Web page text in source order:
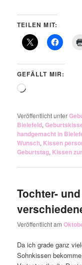
TEILEN MIT:
GEFÄLLT MIR:
Wird
Veröffentlicht unter
Bielefeld,
handgemacht in
Wunsch, Kissen
Geburtstag, Kissen
Tochter-
Veröffentlicht am
Da ich grade ganz
Sohnkissen